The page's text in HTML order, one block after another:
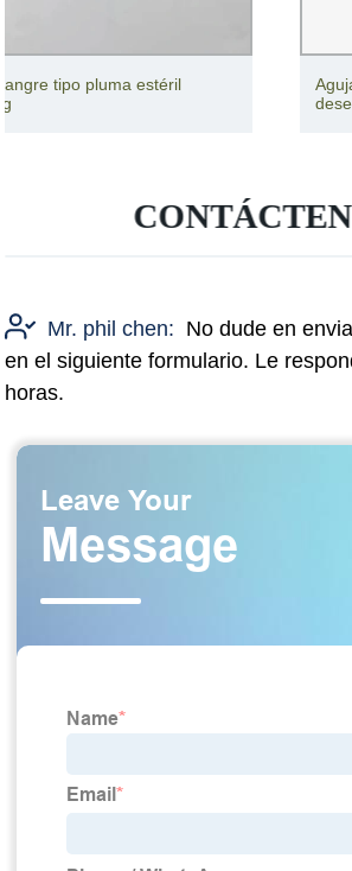
Aguja de extracción de sangre de
Mr. phil chen: No dude en
en el siguiente formulario. Le
horas.